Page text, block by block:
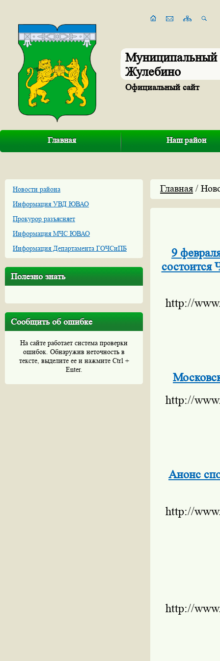
Муниципальный
Жулебино
Официальный сайт
Главная Наш район
Новости района
Информация УВД ЮВАО
Прокурор разъясняет
Информация МЧС ЮВАО
Информация Департамента ГОЧСиПБ
Полезно знать
Сообщить об ошибке
На сайте работает система проверки
ошибок. Обнаружив неточность в
тексте, выделите ее и нажмите Ctrl +
Enter.
Главная /
9
состоится
http://
http://
Анонс
http://
http://